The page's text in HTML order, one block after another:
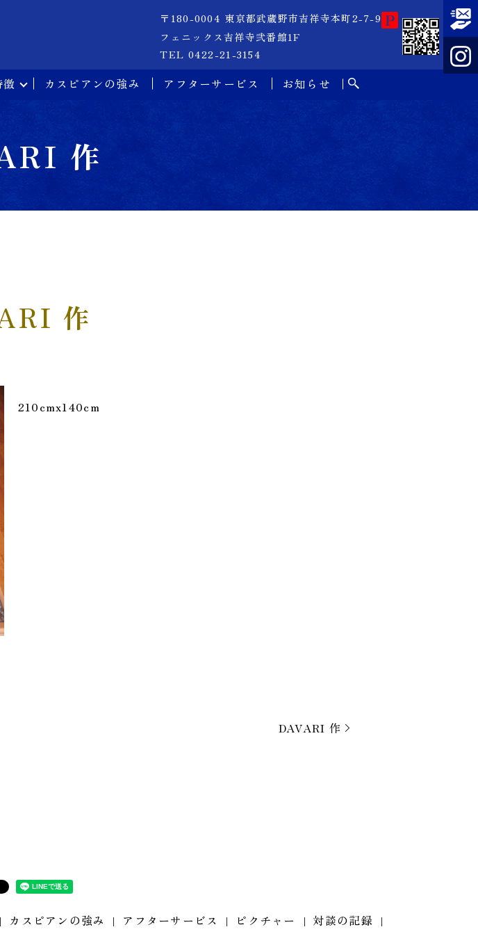
カスピアンの強み アフターサービス お知らせ
〒180-0004 東京都武蔵野市吉祥寺本町2-7-9
フェニックス吉祥寺弐番館1F
TEL 0422-21-3154
作
作
210cmx140cm
DAVARI 作
カスピアンの強み アフターサービス ピクチャー 対談の記録